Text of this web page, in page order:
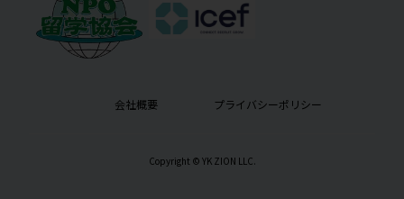
会社概要 プライバシーポリシー
Copyright © YK ZION LLC.